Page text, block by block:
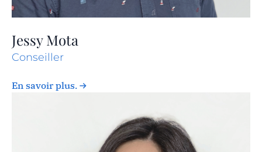
Jessy Mota
Conseiller
En savoir plus.